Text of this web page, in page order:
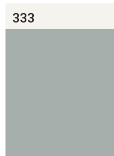
333